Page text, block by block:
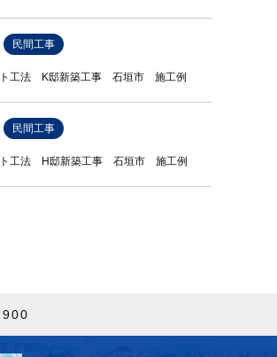
民間工事
ト工法 K邸新築工事 石垣市 施工例
民間工事
ト工法 H邸新築工事 石垣市 施工例